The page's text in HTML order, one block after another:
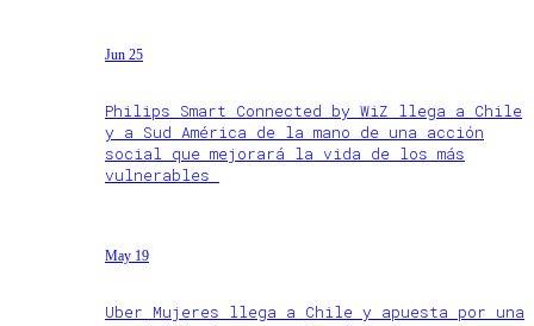
Jun 25
Philips Smart Connected by WiZ llega a Chile
y a Sud América de la mano de una acción
social que mejorará la vida de los más
vulnerables
May 19
Uber Mujeres llega a Chile y apuesta por una